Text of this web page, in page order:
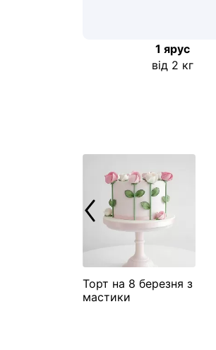
1 ярус
від 2 кг
Торт на 8 березня з
мастики